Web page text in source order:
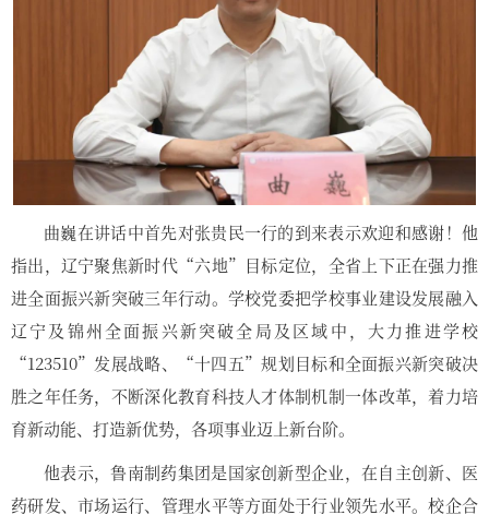
曲巍在讲话中首先对张贵民一行的到来表示欢迎和感谢！他
指出，辽宁聚焦新时代“六地”目标定位，全省上下正在强力推
进全面振兴新突破三年行动。学校党委把学校事业建设发展融入
辽宁及锦州全面振兴新突破全局及区域中，大力推进学校
“123510”发展战略、“十四五”规划目标和全面振兴新突破决
胜之年任务，不断深化教育科技人才体制机制一体改革，着力培
育新动能、打造新优势，各项事业迈上新台阶。
他表示，鲁南制药集团是国家创新型企业，在自主创新、医
药研发、市场运行、管理水平等方面处于行业领先水平。校企合